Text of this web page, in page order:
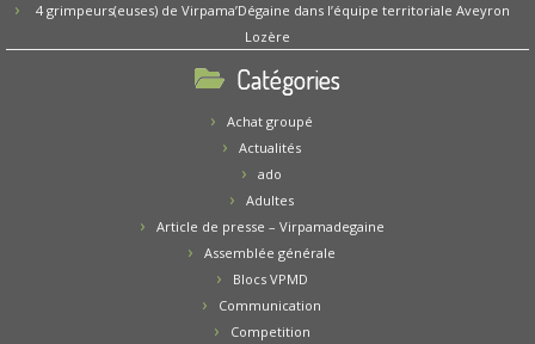
4 grimpeurs(euses) de Virpama’Dégaine dans l’équipe territoriale Aveyron
Lozère
Catégories
Achat groupé
Actualités
ado
Adultes
Article de presse – Virpamadegaine
Assemblée générale
Blocs VPMD
Communication
Competition